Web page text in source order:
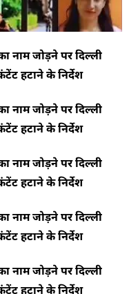
नाम जोड़ने पर दिल्ली
हटाने के निर्देश
नाम जोड़ने पर दिल्ली
हटाने के निर्देश
नाम जोड़ने पर दिल्ली
हटाने के निर्देश
नाम जोड़ने पर दिल्ली
हटाने के निर्देश
नाम जोड़ने पर दिल्ली
हटाने के निर्देश